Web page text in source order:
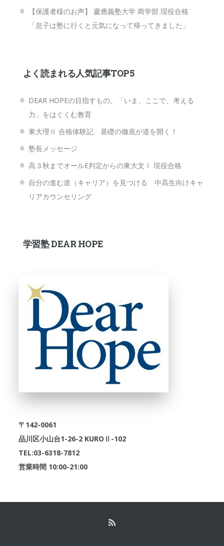
【保護者様のお声】 慶應義塾大学 商学部 現役合格
「息子は塾に行くと元気になって帰ってきました」
よく読まれる人気記事TOP5
DEAR HOPEの目指すもの。「いま、ここで、考える
力」をはぐくむ教育
東大理Ⅱ 合格体験記 基礎の徹底が道を開く！
塾長メッセージ
高３秋までオールE判定からの東大文Ⅰ 現役合格
自分の進む道（キャリア）を見つける 中高生向けキャ
リアカウンセリング
学習塾 DEAR HOPE
〒142-0061
品川区小山台1-26-2 KUROⅡ-102
TEL:03-6318-7812
営業時間 10:00-21:00